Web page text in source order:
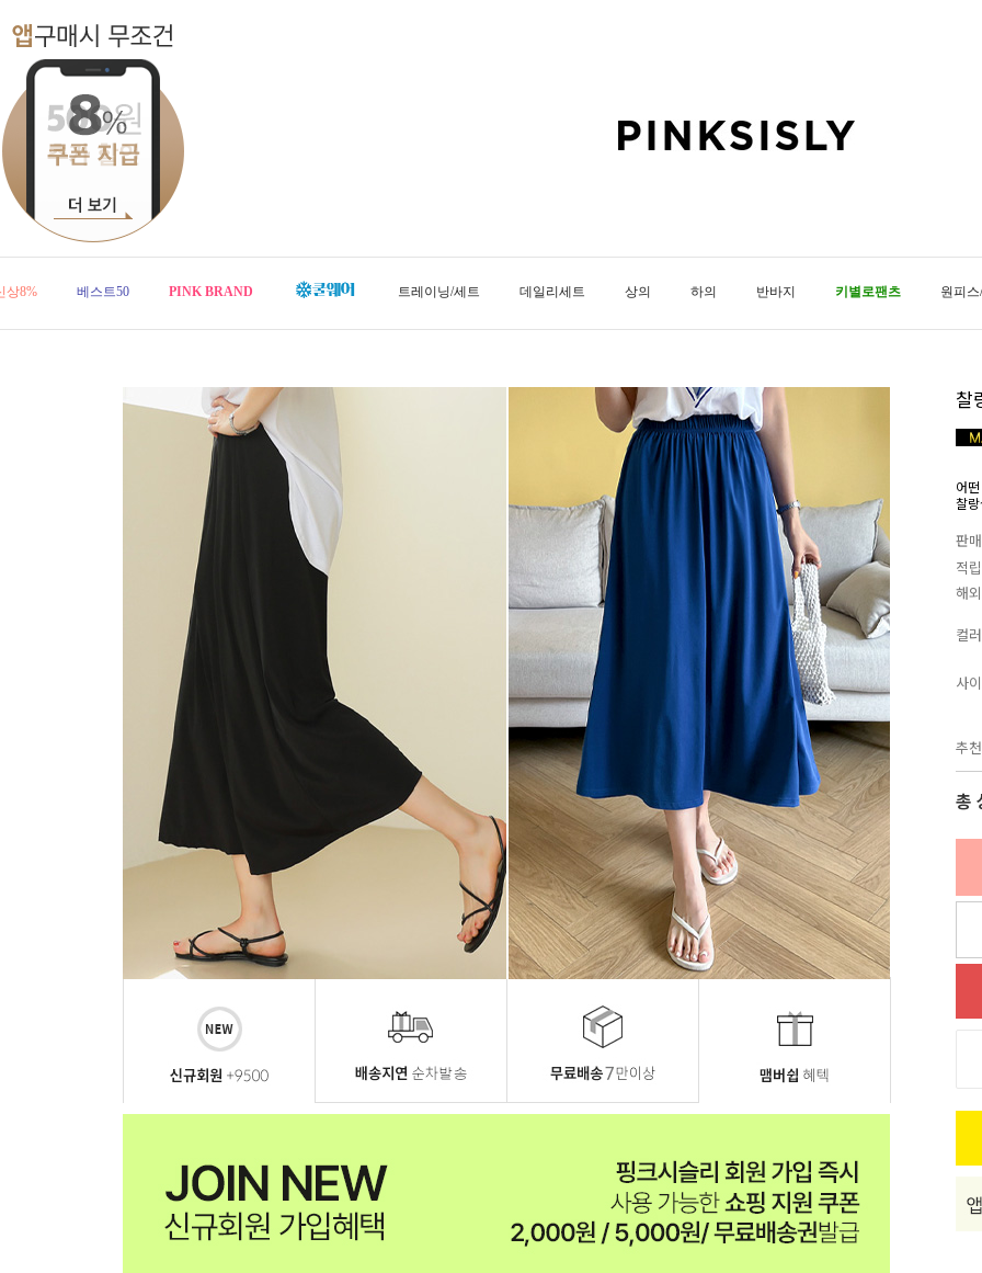
상8% 베스트50 PINK BRAND 트레이닝/세트 데일리세트 상의 하의 반바지 키별로팬츠 원피
찰
어
찰
판
적
해
컬러
사
추
총